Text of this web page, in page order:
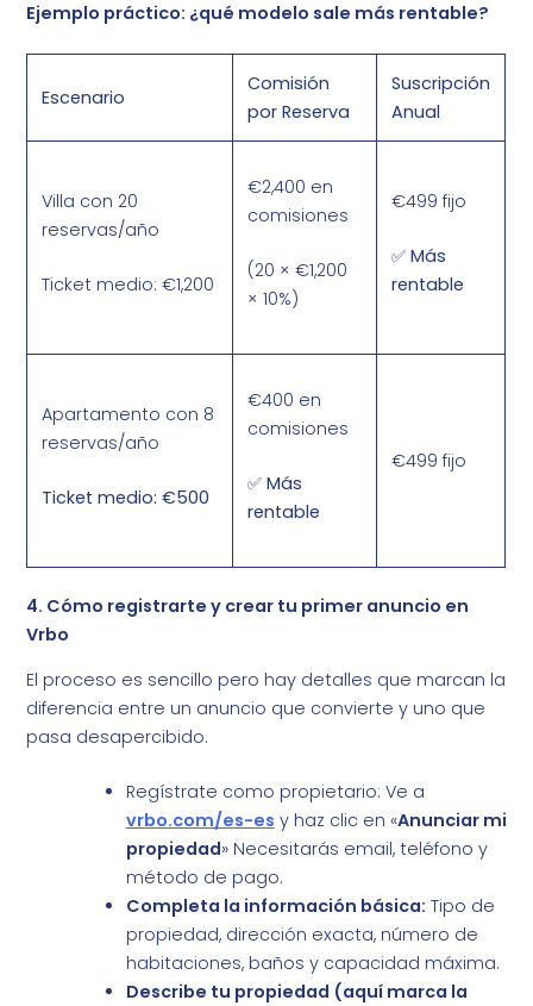
Ejemplo práctico: ¿qué modelo sale más rentable?
Escenario
Comisión
por Reserva
Suscripción
Anual
Villa con 20
reservas/año
Ticket medio: €1,200
€2,400 en
comisiones
(20 × €1,200
× 10%)
€499 fijo
✅ Más
rentable
Apartamento con 8
reservas/año
Ticket medio: €500
€400 en
comisiones
✅ Más
rentable
€499 fijo
4. Cómo registrarte y crear tu primer anuncio en
Vrbo
El proceso es sencillo pero hay detalles que marcan la
diferencia entre un anuncio que convierte y uno que
pasa desapercibido.
Regístrate como propietario: Ve a
vrbo.com/es-es y haz clic en «Anunciar mi
propiedad» Necesitarás email, teléfono y
método de pago.
Completa la información básica: Tipo de
propiedad, dirección exacta, número de
habitaciones, baños y capacidad máxima.
Describe tu propiedad (aquí marca la